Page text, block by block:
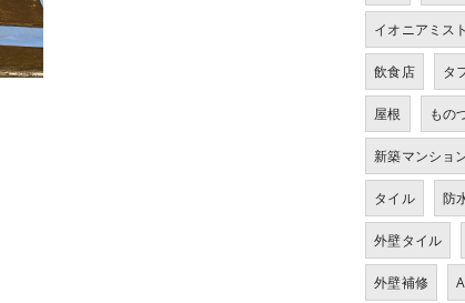
イオニアミス
飲食店 タ
屋根 もの
新築マンショ
タイル 防
外壁タイル
外壁補修